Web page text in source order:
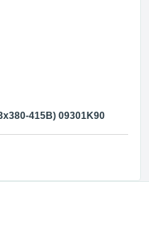
415В) 09301K90